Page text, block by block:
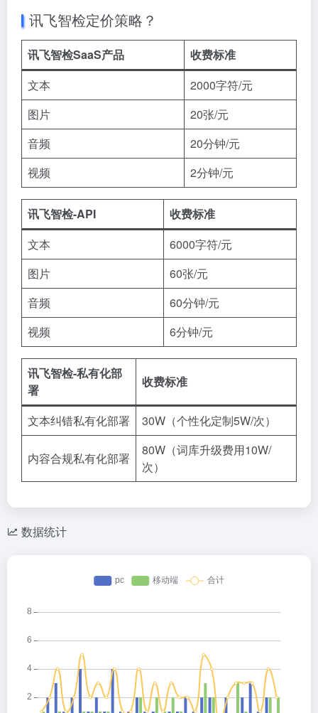
讯飞智检定价策略？
讯飞智检SaaS产品
收费标准
文本
2000字符/元
图片
20张/元
音频
20分钟/元
视频
2分钟/元
讯飞智检-API
收费标准
文本
6000字符/元
图片
60张/元
音频
60分钟/元
视频
6分钟/元
讯飞智检-私有化部
署
收费标准
文本纠错私有化部署 30W（个性化定制5W/次）
内容合规私有化部署
80W（词库升级费用10W/
次）
数据统计